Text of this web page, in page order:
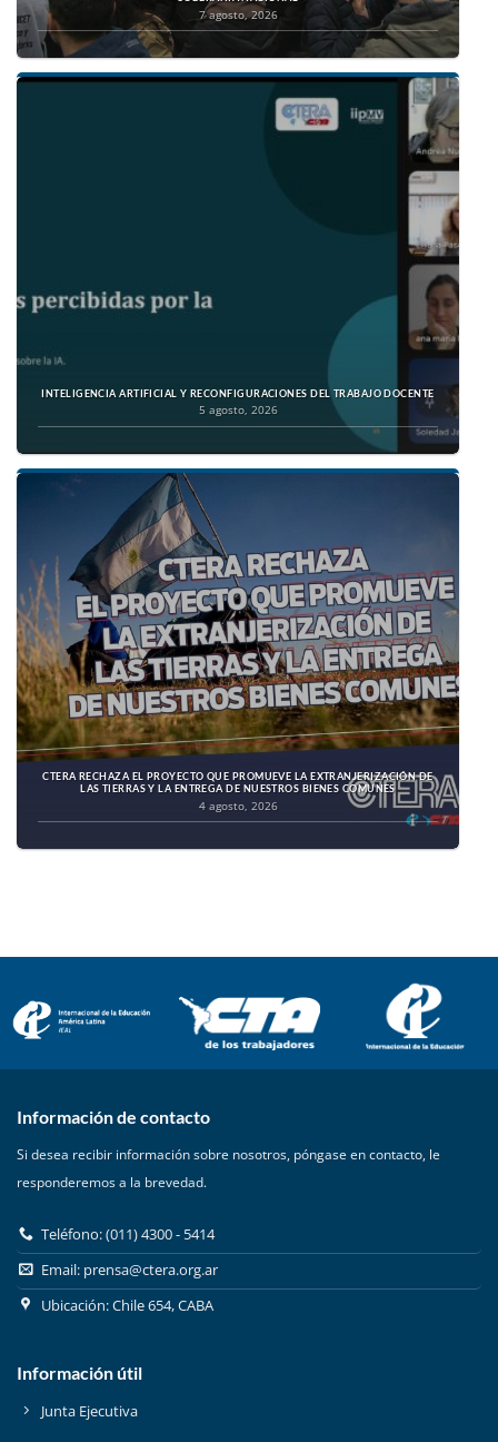
7 agosto, 2026
INTELIGENCIA ARTIFICIAL Y RECONFIGURACIONES DEL TRABAJO DOCENTE
5 agosto, 2026
CTERA RECHAZA EL PROYECTO QUE PROMUEVE LA EXTRANJERIZACIÓN DE
LAS TIERRAS Y LA ENTREGA DE NUESTROS BIENES COMUNES
4 agosto, 2026
Información de contacto
Si desea recibir información sobre nosotros, póngase en contacto, le
responderemos a la brevedad.
Teléfono: (011) 4300 - 5414
Email: prensa@ctera.org.ar
Ubicación: Chile 654, CABA
Información útil
Junta Ejecutiva